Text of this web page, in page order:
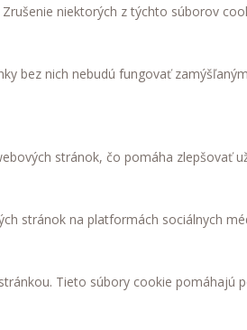
niektorých z týchto súborov
bez nich nebudú fungovať
stránok, čo pomáha zlepšovať
stránok na platformách sociálnych
Tieto súbory cookie